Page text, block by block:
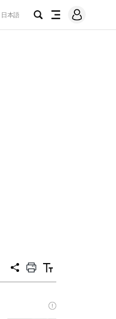
日本語
검
전
메
그
공
프
트
텍
트